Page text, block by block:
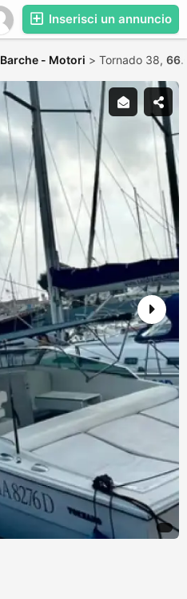
Inserisci un annuncio
Barche - Motori > Tornado 38,